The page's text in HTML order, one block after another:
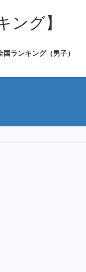
グ】
国ランキング（男子）